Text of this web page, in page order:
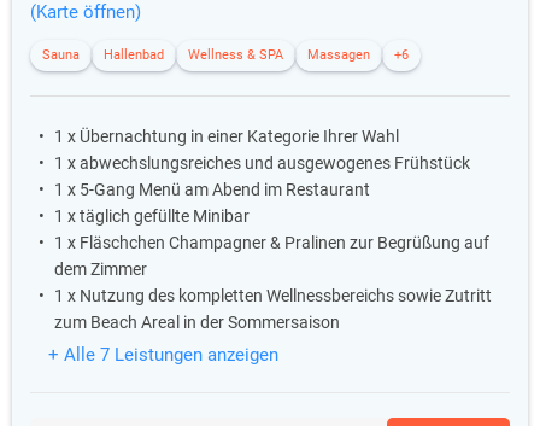
(Karte öffnen)
Sauna Hallenbad Wellness & SPA Massagen +6
1 x Übernachtung in einer Kategorie Ihrer Wahl
1 x abwechslungsreiches und ausgewogenes Frühstück
1 x 5-Gang Menü am Abend im Restaurant
1 x täglich gefüllte Minibar
1 x Fläschchen Champagner & Pralinen zur Begrüßung auf
dem Zimmer
1 x Nutzung des kompletten Wellnessbereichs sowie Zutritt
zum Beach Areal in der Sommersaison
+ Alle 7 Leistungen anzeigen